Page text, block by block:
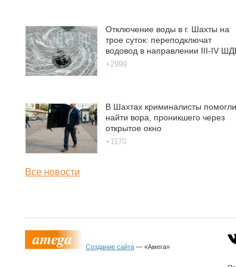
Отключение воды в г. Шахты на
трое суток: переподключат
водовод в направлении III-IV
+2999
В Шахтах криминалисты помогли
найти вора, проникшего через
открытое окно
+1170
Все новости
Создание сайта — «Амега»